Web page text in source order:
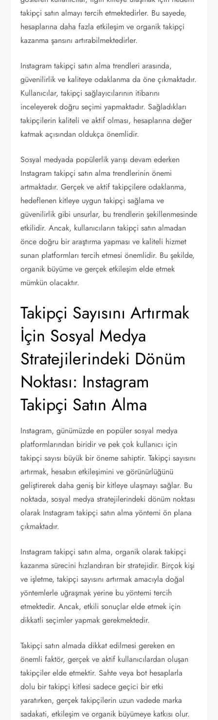
takipçi satın almayı tercih etmektedirler. Bu sayede,
hesaplarına daha fazla etkileşim ve organik takipçi
kazanma şansını artırabilmektedirler.
Instagram takipçi satın alma trendleri arasında,
güvenilirlik ve kaliteye odaklanma da öne çıkmaktadır.
Kullanıcılar, takipçi sağlayıcılarının itibarını
inceleyerek doğru seçimi yapmaktadır. Sağladıkları
takipçilerin kaliteli ve aktif olması, hesaplarına değer
katmak açısından oldukça önemlidir.
Sosyal medyada popülerlik yarışı devam ederken
Instagram takipçi satın alma trendlerinin önemi
artmaktadır. Gerçek ve aktif takipçilere odaklanma,
hedeflenen kitleye uygun takipçi sağlama ve
güvenilirlik gibi unsurlar, bu trendlerin şekillenmesinde
etkilidir. Ancak, kullanıcıların takipçi satın almadan
önce doğru bir araştırma yapması ve kaliteli hizmet
sunan platformları tercih etmesi önemlidir. Bu şekilde,
organik büyüme ve gerçek etkileşim elde etmek
mümkün olacaktır.
Takipçi Sayısını Artırmak
İçin Sosyal Medya
Stratejilerindeki Dönüm
Noktası: Instagram
Takipçi Satın Alma
Instagram, günümüzde en popüler sosyal medya
platformlarından biridir ve pek çok kullanıcı için
takipçi sayısı büyük bir öneme sahiptir. Takipçi sayısını
artırmak, hesabın etkileşimini ve görünürlüğünü
geliştirerek daha geniş bir kitleye ulaşmayı sağlar. Bu
noktada, sosyal medya stratejilerindeki dönüm noktası
olarak Instagram takipçi satın alma yöntemi ön plana
çıkmaktadır.
Instagram takipçi satın alma, organik olarak takipçi
kazanma sürecini hızlandıran bir stratejidir. Birçok kişi
ve işletme, takipçi sayısını artırmak amacıyla doğal
yöntemlerle uğraşmak yerine bu yöntemi tercih
etmektedir. Ancak, etkili sonuçlar elde etmek için
dikkatli seçimler yapmak gerekmektedir.
Takipçi satın almada dikkat edilmesi gereken en
önemli faktör, gerçek ve aktif kullanıcılardan oluşan
takipçiler elde etmektir. Sahte veya bot hesaplarla
dolu bir takipçi kitlesi sadece geçici bir etki
yaratırken, gerçek takipçilerin uzun vadede marka
sadakati, etkileşim ve organik büyümeye katkısı olur.